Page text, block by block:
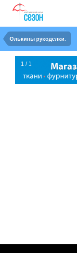
Олькины рукоделки.
1 / 1